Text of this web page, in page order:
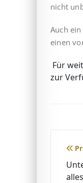
nicht
Auch
einen
Für
zur